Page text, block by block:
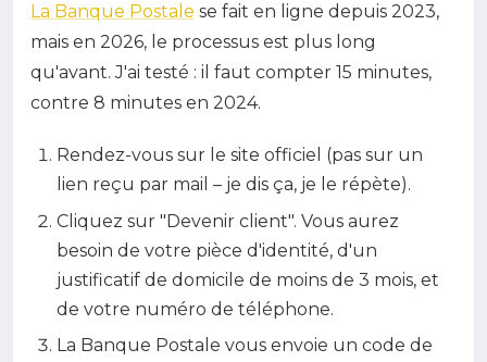
La Banque Postale se fait en ligne depuis 2023,
mais en 2026, le processus est plus long
qu'avant. J'ai testé : il faut compter 15 minutes,
contre 8 minutes en 2024.
Rendez-vous sur le site officiel (pas sur un
lien reçu par mail – je dis ça, je le répète).
Cliquez sur "Devenir client". Vous aurez
besoin de votre pièce d'identité, d'un
justificatif de domicile de moins de 3 mois, et
de votre numéro de téléphone.
La Banque Postale vous envoie un code de